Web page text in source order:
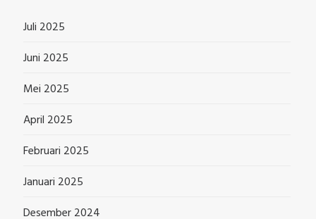
Juli 2025
Juni 2025
Mei 2025
April 2025
Februari 2025
Januari 2025
Desember 2024